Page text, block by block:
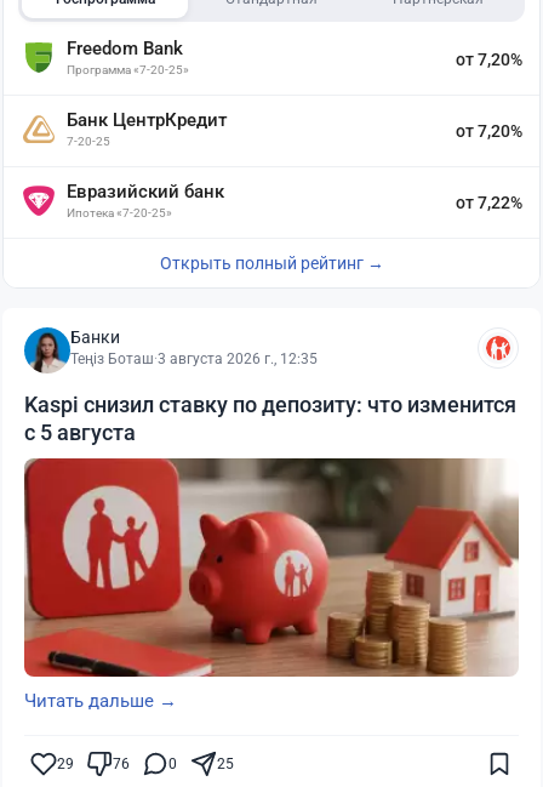
Freedom Bank
Программа «7-20-25»
от 7,20%
Банк ЦентрКредит
7-20-25
от 7,20%
Евразийский банк
Ипотека «7-20-25»
от 7,22%
Открыть полный рейтинг →
Банки
Теңіз Боташ·3 августа 2026 г., 12:35
Kaspi снизил ставку по депозиту: что изменится
с 5 августа
Читать дальше →
29 76 0 25